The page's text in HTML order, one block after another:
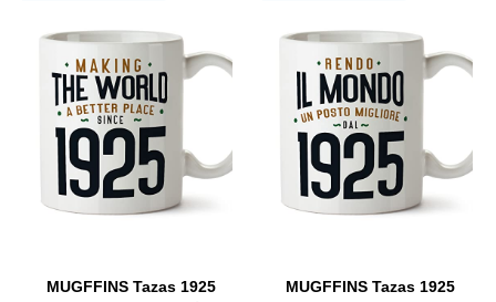
MUGFFINS Tazas 1925
MUGFFINS Tazas 1925